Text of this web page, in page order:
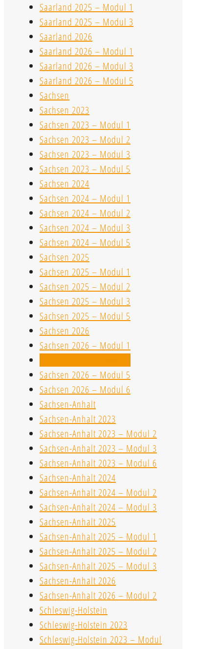
Saarland 2025 – Modul 1
Saarland 2025 – Modul 3
Saarland 2026
Saarland 2026 – Modul 1
Saarland 2026 – Modul 3
Saarland 2026 – Modul 5
Sachsen
Sachsen 2023
Sachsen 2023 – Modul 1
Sachsen 2023 – Modul 2
Sachsen 2023 – Modul 3
Sachsen 2023 – Modul 5
Sachsen 2024
Sachsen 2024 – Modul 1
Sachsen 2024 – Modul 2
Sachsen 2024 – Modul 3
Sachsen 2024 – Modul 5
Sachsen 2025
Sachsen 2025 – Modul 1
Sachsen 2025 – Modul 2
Sachsen 2025 – Modul 3
Sachsen 2025 – Modul 5
Sachsen 2026
Sachsen 2026 – Modul 1
Sachsen 2026 – Modul 5
Sachsen 2026 – Modul 6
Sachsen-Anhalt
Sachsen-Anhalt 2023
Sachsen-Anhalt 2023 – Modul 2
Sachsen-Anhalt 2023 – Modul 3
Sachsen-Anhalt 2023 – Modul 6
Sachsen-Anhalt 2024
Sachsen-Anhalt 2024 – Modul 2
Sachsen-Anhalt 2024 – Modul 3
Sachsen-Anhalt 2025
Sachsen-Anhalt 2025 – Modul 1
Sachsen-Anhalt 2025 – Modul 2
Sachsen-Anhalt 2025 – Modul 3
Sachsen-Anhalt 2026
Sachsen-Anhalt 2026 – Modul 2
Schleswig-Holstein
Schleswig-Holstein 2023
Schleswig-Holstein 2023 – Modul